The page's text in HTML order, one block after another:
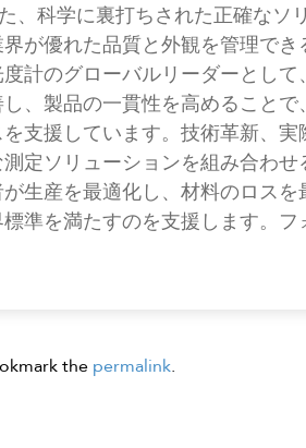
、科学に裏打ちされた正確なソ
が優れた品質と外観を管理でき
計のグローバルリーダーとして
、製品の一貫性を高めることで
支援しています。技術革新、実
定ソリューションを組み合わせ
生産を最適化し、材料のロスを
準を満たすのを支援します。フ
the permalink.